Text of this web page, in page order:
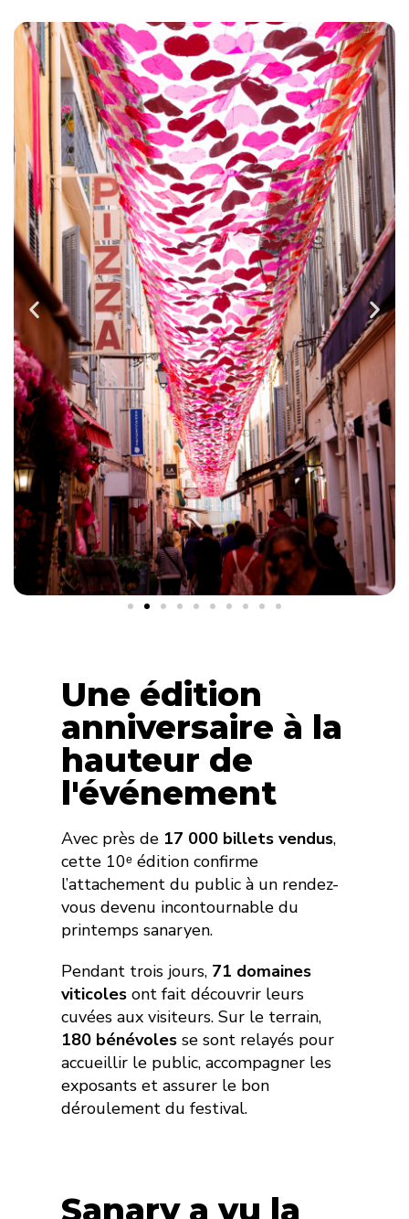
Une édition
anniversaire à la
hauteur de
l'événement
Avec près de 17 000 billets vendus,
cette 10ᵉ édition confirme
l’attachement du public à un rendez-
vous devenu incontournable du
printemps sanaryen.
Pendant trois jours, 71 domaines
viticoles ont fait découvrir leurs
cuvées aux visiteurs. Sur le terrain,
180 bénévoles se sont relayés pour
accueillir le public, accompagner les
exposants et assurer le bon
déroulement du festival.
Sanary a vu la